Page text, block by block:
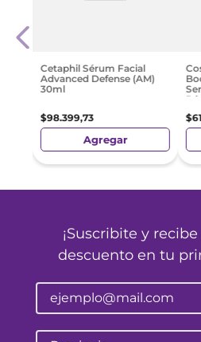
Cetaphil Sérum Facial
Advanced Defense (AM)
30ml
$98.399,73
Agregar
$61
¡Suscribite y
descuento en tu